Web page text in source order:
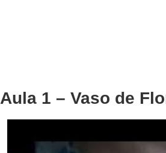
Aula 1 – Vaso de